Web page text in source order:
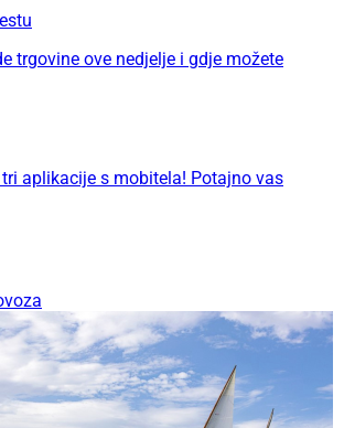
trgovine ove nedjelje i gdje možete
aplikacije s mobitela! Potajno vas